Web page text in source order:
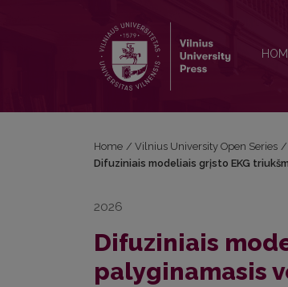
Home / Vilnius University Open Series /
Difuziniais modeliais grįsto EKG
2026
Difuziniais
palyginamasis